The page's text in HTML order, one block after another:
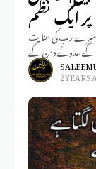
پر ایک نظم
میرے رب کی عنایت
گے عدوئے دین کے
2 YEARS